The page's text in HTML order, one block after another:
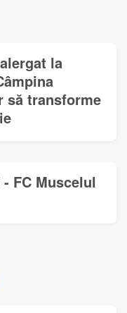
la
să transforme
FC Muscelul